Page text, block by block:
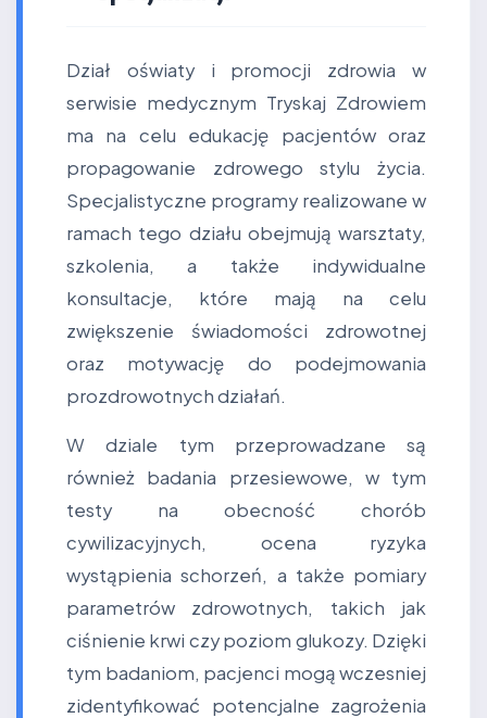
Dział oświaty i promocji zdrowia w
serwisie medycznym Tryskaj Zdrowiem
ma na celu edukację pacjentów oraz
propagowanie zdrowego stylu życia.
Specjalistyczne programy realizowane w
ramach tego działu obejmują warsztaty,
szkolenia, a także indywidualne
konsultacje, które mają na celu
zwiększenie świadomości zdrowotnej
oraz motywację do podejmowania
prozdrowotnych działań.
W dziale tym przeprowadzane są
również badania przesiewowe, w tym
testy na obecność chorób
cywilizacyjnych, ocena ryzyka
wystąpienia schorzeń, a także pomiary
parametrów zdrowotnych, takich jak
ciśnienie krwi czy poziom glukozy. Dzięki
tym badaniom, pacjenci mogą wczesniej
zidentyfikować potencjalne zagrożenia